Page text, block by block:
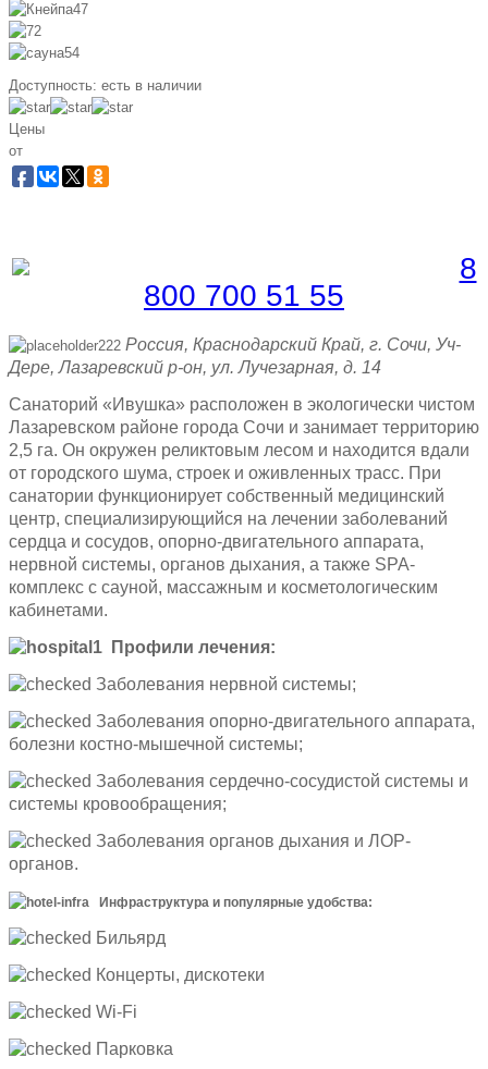
Доступность: есть в наличии
Цены
от
8
800 700 51 55
Россия, Краснодарский Край, г. Сочи, Уч-
Дере, Лазаревский р-он, ул. Лучезарная, д. 14
Санаторий «Ивушка» расположен в экологически чистом
Лазаревском районе города Сочи и занимает территорию
2,5 га. Он окружен реликтовым лесом и находится вдали
от городского шума, строек и оживленных трасс. При
санатории функционирует собственный медицинский
центр, специализирующийся на лечении заболеваний
сердца и сосудов, опорно-двигательного аппарата,
нервной системы, органов дыхания, а также SPA-
комплекс с сауной, массажным и косметологическим
кабинетами.
Профили лечения:
Заболевания нервной системы;
Заболевания опорно-двигательного аппарата,
болезни костно-мышечной системы;
Заболевания сердечно-сосудистой системы и
системы кровообращения;
Заболевания органов дыхания и ЛОР-
органов.
Инфраструктура и популярные удобства:
Бильярд
Концерты, дискотеки
Wi-Fi
Парковка